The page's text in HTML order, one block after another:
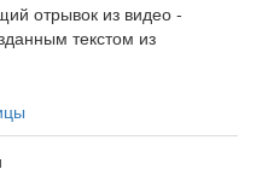
отрывок из видео -
текстом из